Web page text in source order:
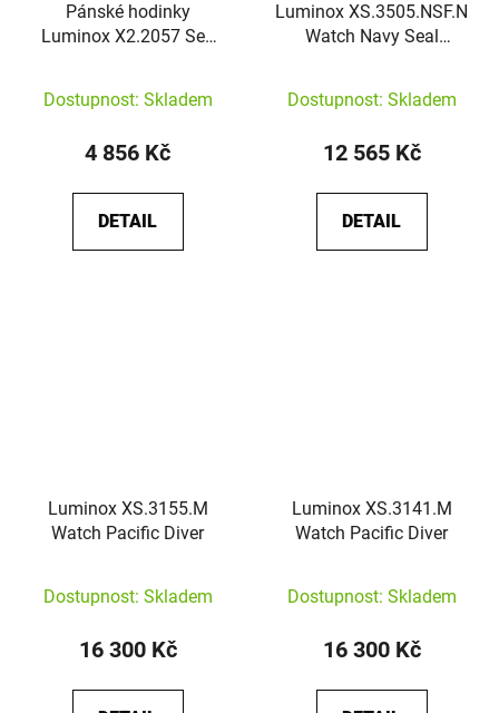
Pánské hodinky
Luminox X2.2057 Sea
Dostupnost: Skladem
4 856 Kč
DETAIL
Luminox XS.3505.NSF.N
Watch Navy Seal
Dostupnost: Skladem
12 565 Kč
DETAIL
Luminox XS.3155.M
Watch Pacific Diver
Dostupnost: Skladem
16 300 Kč
Luminox XS.3141.M
Watch Pacific Diver
Dostupnost: Skladem
16 300 Kč